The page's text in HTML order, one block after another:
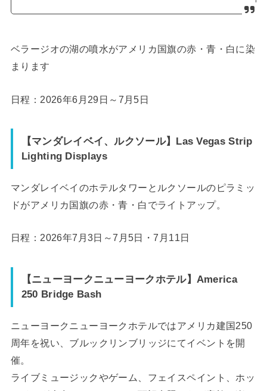
ベラージオの湖の噴水がアメリカ国旗の赤・青・白に染
まります
日程：2026年6月29日～7月5日
【マンダレイベイ、ルクソール】Las Vegas Strip
Lighting Displays
マンダレイベイのホテルタワーとルクソールのピラミッ
ドがアメリカ国旗の赤・青・白でライトアップ。
日程：2026年7月3日～7月5日・7月11日
【ニューヨークニューヨークホテル】America
250 Bridge Bash
ニューヨークニューヨークホテルではアメリカ建国250
周年を祝い、ブルックリンブリッジにてイベントを開
催。
ライブミュージックやゲーム、フェイスペイント、ホッ